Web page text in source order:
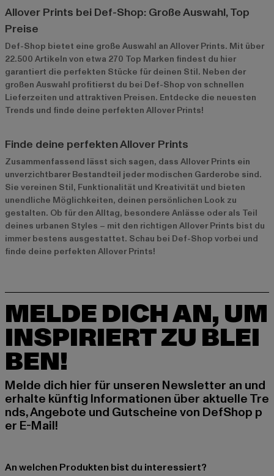
Allover Prints bei Def-Shop: Große Auswahl, Top
Preise
Def-Shop bietet eine große Auswahl an Allover Prints. Mit über
22.500 Artikeln von etwa 270 Top Marken findest du hier
garantiert die perfekten Stücke für deinen Stil. Neben der
großen Auswahl profitierst du bei Def-Shop von schnellen
Lieferzeiten und attraktiven Preisen. Entdecke die neuesten
Trends und finde deine perfekten Allover Prints!
Finde deine perfekten Allover Prints
Zusammenfassend lässt sich sagen, dass Allover Prints ein
unverzichtbarer Bestandteil jeder modischen Garderobe sind.
Sie vereinen Stil, Funktionalität und Kreativität und bieten
unendliche Möglichkeiten, deinen persönlichen Look zu
gestalten. Ob für den Alltag, besondere Anlässe oder als Teil
deines urbanen Styles – mit den richtigen Allover Prints bist du
immer bestens ausgestattet. Schau bei Def-Shop vorbei und
finde deine perfekten Allover Prints!
MELDE DICH AN, UM
INSPIRIERT ZU BLEI
BEN!
Melde dich hier für unseren Newsletter an und
erhalte künftig Informationen über aktuelle Tre
nds, Angebote und Gutscheine von DefShop p
er E-Mail!
An welchen Produkten bist du interessiert?